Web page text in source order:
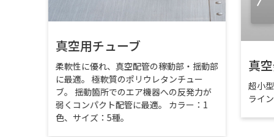
真空用チューブ
柔軟性に優れ、真空配管の稼動部・揺動部
に最適。 極軟質のポリウレタンチュー
ブ。 揺動箇所でのエア機器への反発力が
弱くコンパクト配管に最適。 カラー：1
色、サイズ：5種。
真
超小
ライ